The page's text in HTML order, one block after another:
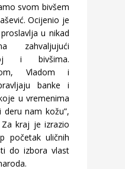
svom bivšem
Ocijenio je
u nikad
zahvaljujući
i bivšima.
Vladom i
banke i
u vremenima
nam kožu”,
kraj je izrazio
početak uličnih
do izbora vlast